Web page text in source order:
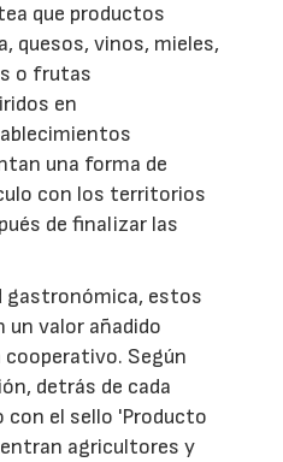
que productos
quesos, vinos, mieles,
o frutas
en
una forma de
con los territorios
de finalizar las
gastronómica, estos
valor añadido
cooperativo. Según
detrás de cada
el sello 'Producto
agricultores y